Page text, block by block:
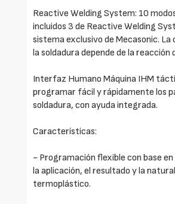
Reactive Welding System: 10
incluidos 3 de Reactive Welding
sistema exclusivo de Mecasonic. La
la soldadura depende de la reacción
Interfaz Humano Máquina IHM
programar fácil y rápidamente los
soldadura, con ayuda integrada.
Características:
- Programación flexible con base
la aplicación, el resultado y la
termoplástico.